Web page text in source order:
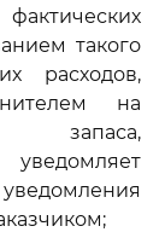
такого
расходов,
на
запаса,